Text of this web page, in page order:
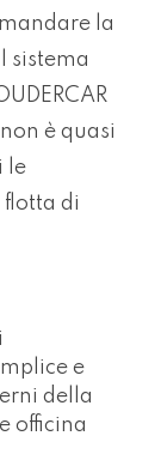
la
sistema
è quasi
le
di
e
della
officina